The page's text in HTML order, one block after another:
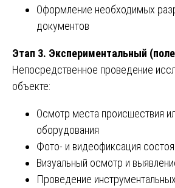
Оформление необходимых
документов
Этап 3. Экспериментальный
Непосредственное проведение
объекте:
Осмотр места происшествия
оборудования
Фото- и видеофиксация
Визуальный осмотр и
Проведение